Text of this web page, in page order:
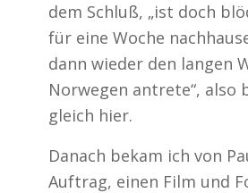
dem Schluß, „ist doch
für eine Woche
dann wieder den langen
Norwegen antrete“, also
gleich hier.
Danach bekam ich von
Auftrag, einen Film und